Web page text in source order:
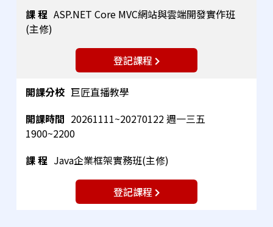
ASP.NET Core MVC網站與雲端開發實作班
(主修)
登記課程
巨匠直播教學
20261111~20270122 週一三五
1900~2200
Java企業框架實務班(主修)
登記課程